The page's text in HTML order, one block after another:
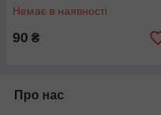
Немає в наявності
90 ₴
Про нас